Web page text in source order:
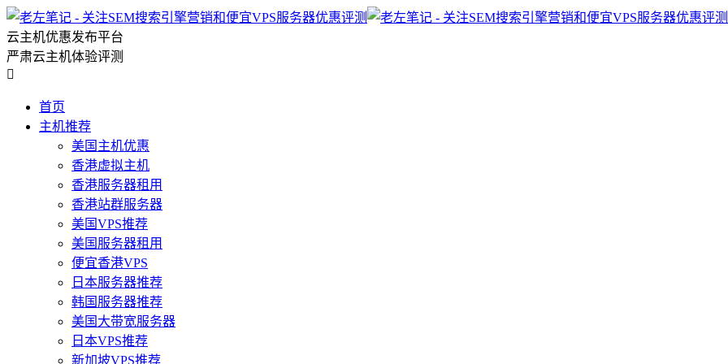
云主机优惠发布平台
严肃云主机体验评测

首页
主机推荐
美国主机优惠
香港虚拟主机
香港服务器租用
香港站群服务器
美国VPS推荐
美国服务器租用
便宜香港VPS
日本服务器推荐
韩国服务器推荐
美国大带宽服务器
日本VPS推荐
新加坡VPS推荐